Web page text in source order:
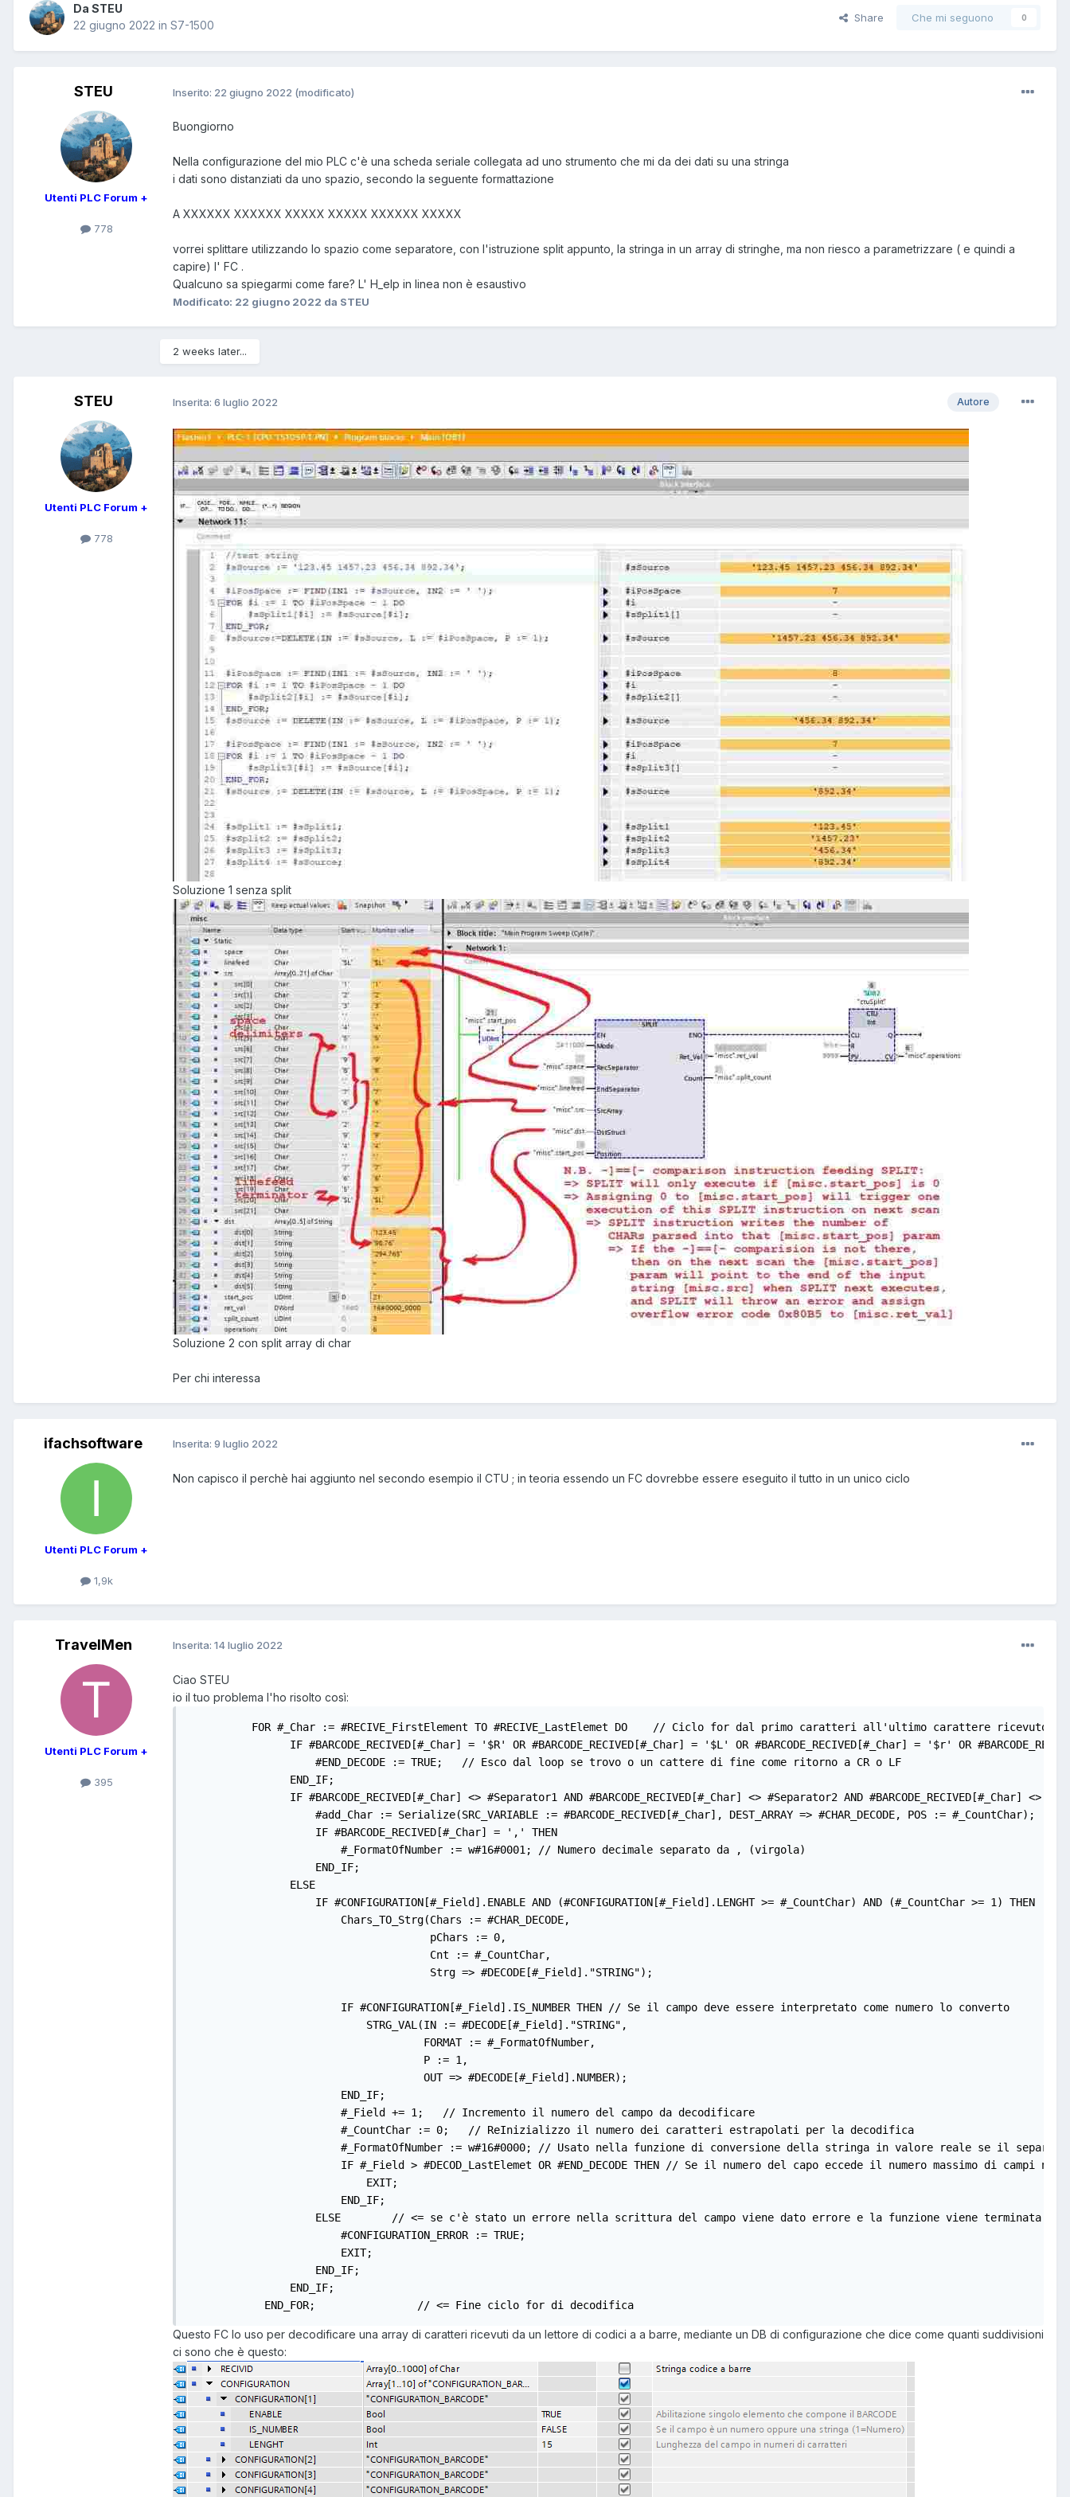
Da STEU
22 giugno 2022 in S7-1500
Share Che mi seguono 0
STEU
Utenti PLC Forum +
778
Inserito: 22 giugno 2022 (modificato)
Buongiorno
Nella configurazione del mio PLC c'è una scheda seriale collegata ad uno strumento che mi da dei dati su una stringa
i dati sono distanziati da uno spazio, secondo la seguente formattazione
A XXXXXX XXXXXX XXXXX XXXXX XXXXXX XXXXX
vorrei splittare utilizzando lo spazio come separatore, con l'istruzione split appunto, la stringa in un array di stringhe, ma non riesco a parametrizzare ( e quindi a
capire) l' FC .
Qualcuno sa spiegarmi come fare? L' H_elp in linea non è esaustivo
Modificato: 22 giugno 2022 da STEU
2 weeks later...
STEU
Utenti PLC Forum +
778
Autore
Inserita: 6 luglio 2022
Soluzione 1 senza split
Soluzione 2 con split array di char
Per chi interessa
ifachsoftware
Utenti PLC Forum +
1,9k
Inserita: 9 luglio 2022
Non capisco il perchè hai aggiunto nel secondo esempio il CTU ; in teoria essendo un FC dovrebbe essere eseguito il tutto in un unico ciclo
TravelMen
Utenti PLC Forum +
395
Inserita: 14 luglio 2022
Ciao STEU
io il tuo problema l'ho risolto così:
          FOR #_Char := #RECIVE_FirstElement TO #RECIVE_LastElemet DO    // Ciclo for dal primo caratteri all'ultimo carattere ricevuto
IF #BARCODE_RECIVED[#_Char] = '$R' OR #BARCODE_RECIVED[#_Char] = '$L' OR #BARCODE_RECIVED[#_Char] = '$r' OR
                    #END_DECODE := TRUE;   // Esco dal loop se trovo o un cattere di fine come ritorno a CR o LF
                END_IF;
IF #BARCODE_RECIVED[#_Char] <> #Separator1 AND #BARCODE_RECIVED[#_Char] <> #Separator2 AND #BARCODE_RECIVED[#_Char] <>
#add_Char := Serialize(SRC_VARIABLE := #BARCODE_RECIVED[#_Char], DEST_ARRAY => #CHAR_DECODE, POS := #_CountChar);
                    IF #BARCODE_RECIVED[#_Char] = ',' THEN
                        #_FormatOfNumber := w#16#0001; // Numero decimale separato da , (virgola)
                    END_IF;
                ELSE
                    IF #CONFIGURATION[#_Field].ENABLE AND (#CONFIGURATION[#_Field].LENGHT >= #_CountChar) AND (#_CountChar >= 1) THEN
                        Chars_TO_Strg(Chars := #CHAR_DECODE,
                                      pChars := 0,
                                      Cnt := #_CountChar,
                                      Strg => #DECODE[#_Field]."STRING");
                        IF #CONFIGURATION[#_Field].IS_NUMBER THEN // Se il campo deve essere interpretato come numero lo converto
                            STRG_VAL(IN := #DECODE[#_Field]."STRING",
                                     FORMAT := #_FormatOfNumber,
                                     P := 1,
                                     OUT => #DECODE[#_Field].NUMBER);
                        END_IF;
                        #_Field += 1;   // Incremento il numero del campo da decodificare
                        #_CountChar := 0;   // ReInizializzo il numero dei caratteri estrapolati per la decodifica
#_FormatOfNumber := w#16#0000; // Usato nella funzione di conversione della stringa in valore reale se il
IF #_Field > #DECOD_LastElemet OR #END_DECODE THEN // Se il numero del capo eccede il numero massimo di campi
                            EXIT;
                        END_IF;
                    ELSE        // <= se c'è stato un errore nella scrittura del campo viene dato errore e la funzione viene terminata
                        #CONFIGURATION_ERROR := TRUE;
                        EXIT;
                    END_IF;
                END_IF;
            END_FOR;                // <= Fine ciclo for di decodifica
Questo FC lo uso per decodificare una array di caratteri ricevuti da un lettore di codici a a barre, mediante un DB di configurazione che dice come quanti suddivisioni
ci sono che è questo: